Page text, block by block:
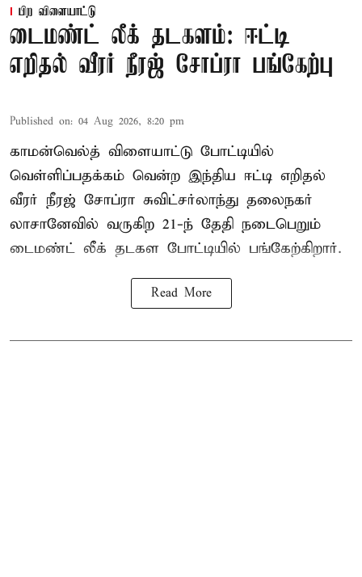
பிற விளையாட்டு
டைமண்ட் லீக் தடகளம்: ஈட்டி
எறிதல் வீரர் நீரஜ் சோப்ரா பங்கேற்பு
Published on: 04 Aug 2026, 8:20 pm
காமன்வெல்த் விளையாட்டு போட்டியில்
வெள்ளிப்பதக்கம் வென்ற இந்திய ஈட்டி எறிதல்
வீரர் நீரஜ் சோப்ரா சுவிட்சர்லாந்து தலைநகர்
லாசானேவில் வருகிற 21-ந் தேதி நடைபெறும்
டைமண்ட் லீக் தடகள போட்டியில் பங்கேற்கிறார்.
Read More